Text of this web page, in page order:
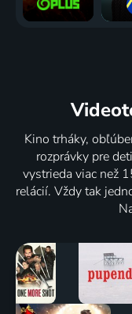
Kino trháky,
rozprávky pre
vystrieda viac než
relácií. Vždy tak